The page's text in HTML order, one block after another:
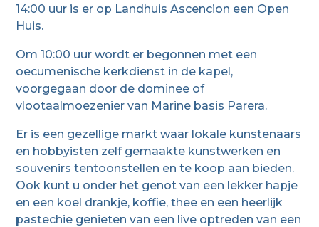
14:00 uur is er op Landhuis Ascencion een Open
Huis.
Om 10:00 uur wordt er begonnen met een
oecumenische kerkdienst in de kapel,
voorgegaan door de dominee of
vlootaalmoezenier van Marine basis Parera.
Er is een gezellige markt waar lokale kunstenaars
en hobbyisten zelf gemaakte kunstwerken en
souvenirs tentoonstellen en te koop aan bieden.
Ook kunt u onder het genot van een lekker hapje
en een koel drankje, koffie, thee en een heerlijk
pastechie genieten van een live optreden van een